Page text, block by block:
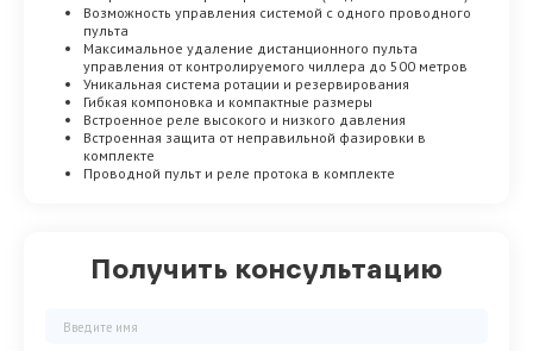
Получить консультацию
Возможность управления системой с одного проводного
пульта
Максимальное удаление дистанционного пульта
управления от контролируемого чиллера до 500 метров
Уникальная система ротации и резервирования
Гибкая компоновка и компактные размеры
Встроенное реле высокого и низкого давления
Встроенная защита от неправильной фазировки в
комплекте
Проводной пульт и реле протока в комплекте